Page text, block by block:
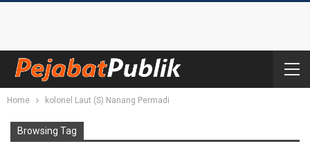
Home kolonel Laut (S) Nanang Permadi
Browsing Tag